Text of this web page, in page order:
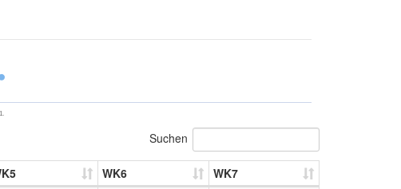
1.
Suchen
WK6 WK7